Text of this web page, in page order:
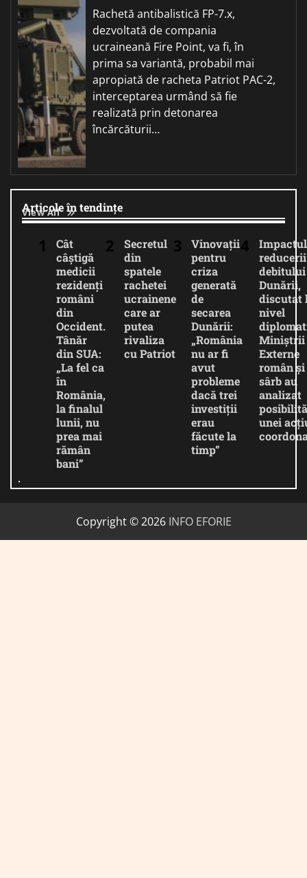
Rachetă antibalistică FP-7.x,
dezvoltată de compania
ucraineană Fire Point, va fi, în
prima sa variantă, probabil mai
apropiată de racheta Patriot PAC-2,
interceptarea urmând să fie
realizată prin detonarea
încărcăturii…
Articole în tendințe
View All
Cât
câștigă
medicii
rezidenți
români
din
Occident.
Tânăr
din SUA:
„La fel ca
în
România,
la finalul
lunii, nu
prea mai
rămân
bani”
Secretul
din
spatele
rachetei
ucrainene
care ar
putea
rivaliza
cu Patriot
Vinovații
pentru
criza
generată
de
secarea
Dunării:
„România
nu ar fi
avut
probleme
dacă trei
investiții
erau
făcute la
timp”
Impactul
reducerii
debitului
Dunării,
discutat
nivel
Miniștrii
Externe
român și
sârb au
analizat
unei
Copyright © 2026 INFO EFORIE